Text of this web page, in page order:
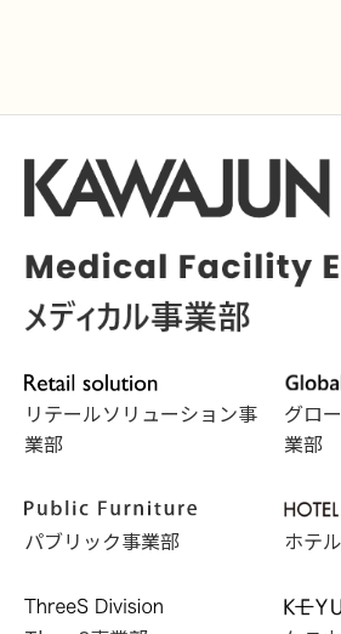
リテールソリューション事
業部
グロ
業部
パブリック事業部 ホテ